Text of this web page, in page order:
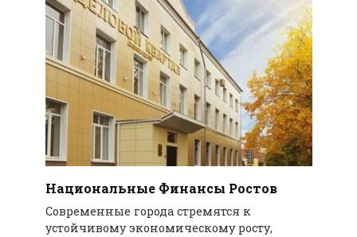
Национальные Финансы Ростов
Современные города стремятся к
устойчивому экономическому росту,